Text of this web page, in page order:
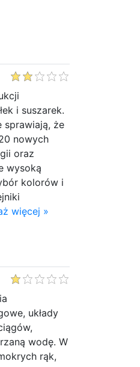
i suszarek.
sprawiają, że
nowych
oraz
wysoką
kolorów i
więcej »
układy
wodę. W
rąk,